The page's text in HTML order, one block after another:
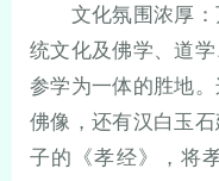
文化氛围浓厚：
统文化及佛学、道学
参学为一体的胜地
佛像，还有汉白玉
子的《孝经》，将